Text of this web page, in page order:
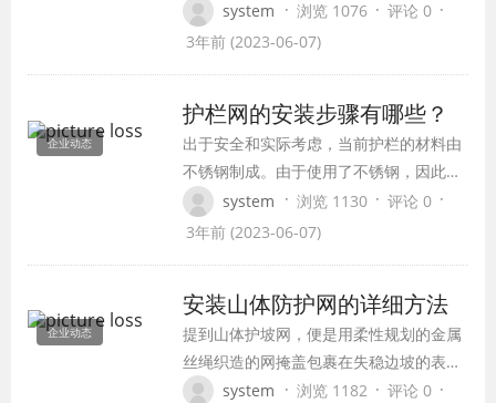
裂网施工，导致两年屋顶大白就脱落。
system · 浏览 1076 · 评论 0 ·
3年前 (2023-06-07)
企业动态
护栏网的安装步骤有哪些？
出于安全和实际考虑，当前护栏的材料由
不锈钢制成。由于使用了不锈钢，因此不
需要人们清洁和维护就可以长时间保持崭
新状态，从而节省了我们不必要的人力资
system · 浏览 1130 · 评论 0 ·
3年前 (2023-06-07)
企业动态
安装山体防护网的详细方法
提到山体护坡网，便是用柔性规划的金属
丝绳织造的网掩盖包裹在失稳边坡的表
面，防止落石、维护生态的防护体系，山
system · 浏览 1182 · 评论 0 ·